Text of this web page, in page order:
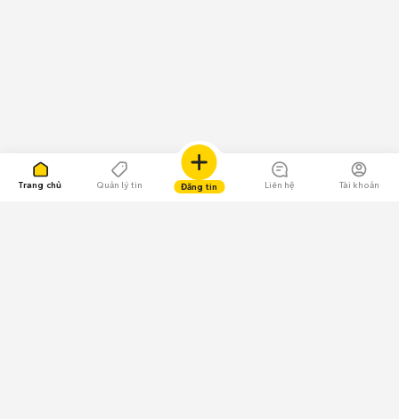
Trang chủ Quản lý tin Đăng tin Liên hệ Tài khoản